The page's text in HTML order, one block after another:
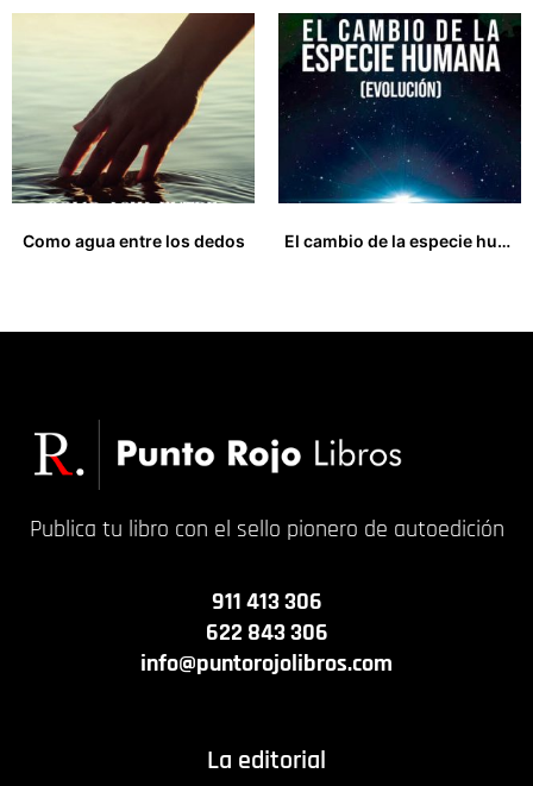
Como agua entre los dedos
El cambio de la especie humana (evolución)
Publica tu libro con el sello pionero de autoedición
911 413 306
622 843 306
info@puntorojolibros.com
La editorial